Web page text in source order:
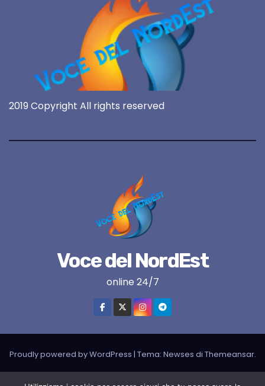
2019 Copyright All rights reserved
Voce del NordEst
online 24/7
Proudly powered by WordPress | Tema: Newses di Themeansar.